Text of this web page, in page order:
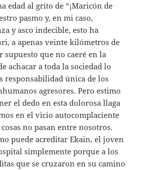
edad al grito de “¡Maricón de
pasmo y, en mi caso,
y asco indecible, esto ha
a apenas veinte kilómetros de
supuesto que no caeré en la
achacar a toda la sociedad lo
responsabilidad única de los
agresores. Pero estimo
el dedo en esta dolorosa llaga
en el vicio autocomplaciente
no pasan entre nosotros.
puede acreditar Ekain, el joven
simplemente porque a los
que se cruzaron en su camino